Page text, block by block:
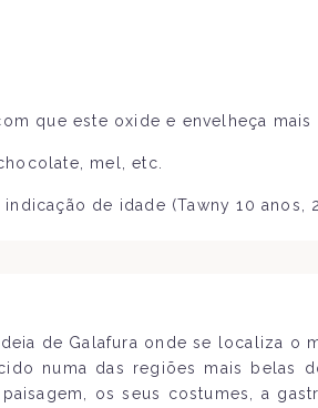
que este oxide e envelheça mais
mel, etc.
de idade (Tawny 10 anos,
de Galafura onde se localiza
numa das regiões mais
os seus costumes, a